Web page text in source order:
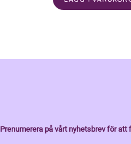
Prenumerera på vårt nyhetsbrev för